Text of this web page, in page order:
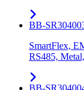
BB-
SmartFlex,
RS485,